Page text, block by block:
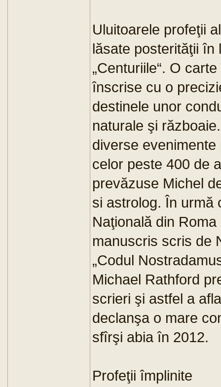
Uluitoarele profeţii
lăsate posterităţii
„Centuriile“. O
înscrise cu o
destinele unor
naturale şi
diverse
celor peste 400 de
prevăzuse Michel
si astrolog. În urmă
Naţională din
manuscris scris de
„Codul
Michael Rathford
scrieri şi astfel a
declanşa o mare
sfîrşi abia în 2012.
Profeţii împlinite